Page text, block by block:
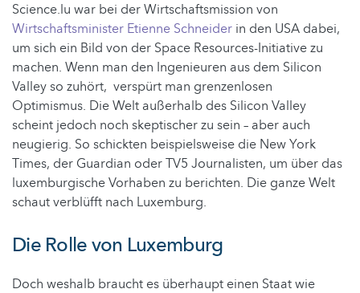
Science.lu war bei der Wirtschaftsmission von
Wirtschaftsminister Etienne Schneider in den USA dabei,
um sich ein Bild von der Space Resources-Initiative zu
machen. Wenn man den Ingenieuren aus dem Silicon
Valley so zuhört, verspürt man grenzenlosen
Optimismus. Die Welt außerhalb des Silicon Valley
scheint jedoch noch skeptischer zu sein – aber auch
neugierig. So schickten beispielsweise die New York
Times, der Guardian oder TV5 Journalisten, um über das
luxemburgische Vorhaben zu berichten. Die ganze Welt
schaut verblüfft nach Luxemburg.
Die Rolle von Luxemburg
Doch weshalb braucht es überhaupt einen Staat wie